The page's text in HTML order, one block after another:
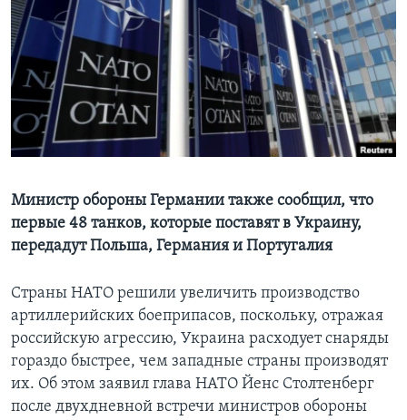
Learning English
СОЦИАЛЬНЫЕ СЕТИ
Министр обороны Германии также сообщил, что
первые 48 танков, которые поставят в Украину,
передадут Польша, Германия и Португалия
Страны НАТО решили увеличить производство
артиллерийских боеприпасов, поскольку, отражая
российскую агрессию, Украина расходует снаряды
гораздо быстрее, чем западные страны производят
их. Об этом заявил глава НАТО Йенс Столтенберг
после двухдневной встречи министров обороны